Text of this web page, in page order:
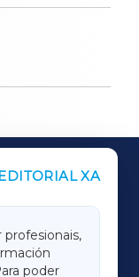
EDITORIAL XA
poder